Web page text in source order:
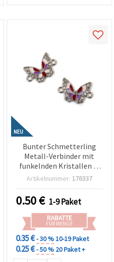
NEU
Bunter Schmetterling
Metall-Verbinder mit
funkelnden Kristallen in
Silberfarbe, 21x14x2 mm,
Artikelnummer: 176337
0.50€ 1-9 Paket
RABATTE
FÜR MENGE
0.35 €- 30 %10-19 Paket
0.25 €- 50 % 20 Paket +